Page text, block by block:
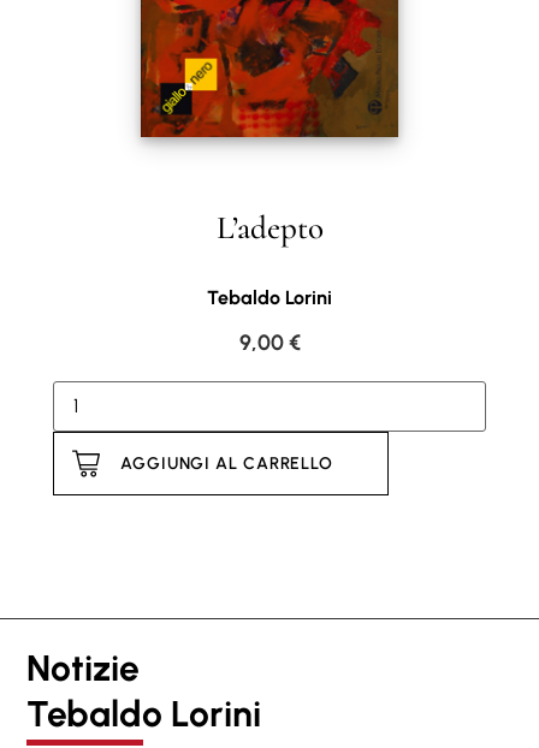
L’adepto
Tebaldo Lorini
9,00€
AGGIUNGI AL CARRELLO
Notizie
Tebaldo Lorini